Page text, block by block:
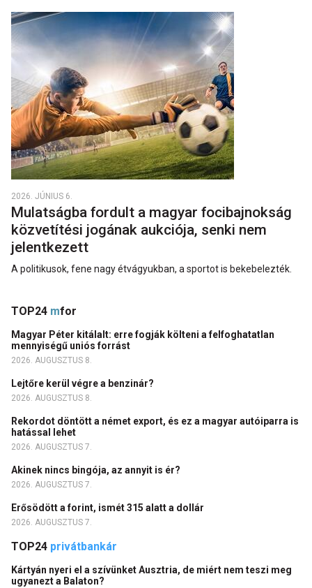
2026. JÚNIUS 6.
Mulatságba fordult a magyar focibajnokság
közvetítési jogának aukciója, senki nem
jelentkezett
A politikusok, fene nagy étvágyukban, a sportot is bekebelezték.
TOP24 mfor
Magyar Péter kitálalt: erre fogják költeni a felfoghatatlan
mennyiségű uniós forrást
2026. AUGUSZTUS 8.
Lejtőre kerül végre a benzinár?
2026. AUGUSZTUS 8.
Rekordot döntött a német export, és ez a magyar autóiparra is
hatással lehet
2026. AUGUSZTUS 7.
Akinek nincs bingója, az annyit is ér?
2026. AUGUSZTUS 7.
Erősödött a forint, ismét 315 alatt a dollár
2026. AUGUSZTUS 7.
TOP24 privátbankár
Kártyán nyeri el a szívünket Ausztria, de miért nem teszi meg
ugyanezt a Balaton?